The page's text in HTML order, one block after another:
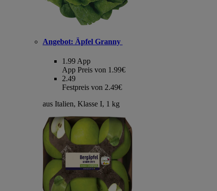
Angebot: Äpfel Granny
1.99 App
App Preis von 1.99€
2.49
Festpreis von 2.49€
aus Italien, Klasse I, 1 kg